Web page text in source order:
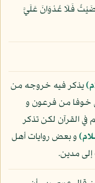
فَلَا عُدْوَانَ عَلَيَّ
يذكر فيه خروجه من
خوفا من فرعون و
القرآن لكن تذكر
و بعض روايات أهل
مدين.